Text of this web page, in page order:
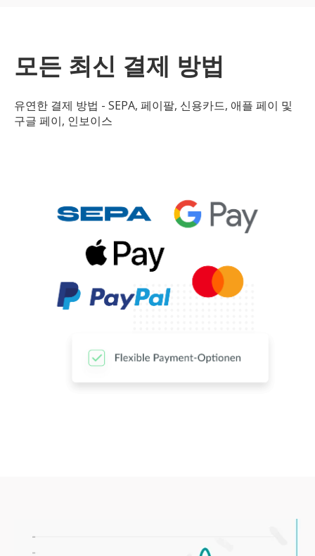
모든 최신 결제 방법
유연한 결제 방법 - SEPA, 페이팔, 신용카드, 애플 페이 및
구글 페이, 인보이스